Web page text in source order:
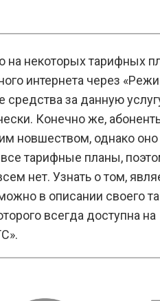
на некоторых тарифных
интернета через
за данную
Конечно же,
новшеством, однако оно
все тарифные планы,
нет. Узнать о том,
в описании своего
всегда доступна на